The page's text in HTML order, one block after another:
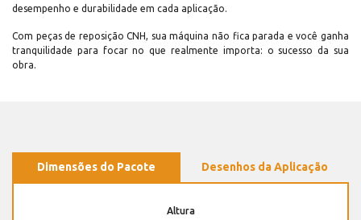
desempenho e durabilidade em cada aplicação.
Com peças de reposição CNH, sua máquina não fica parada e você ganha
tranquilidade para focar no que realmente importa: o sucesso da sua
obra.
Dimensões do Pacote Desenhos da Aplicação
Altura